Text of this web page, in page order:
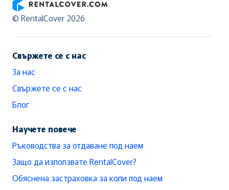
RentalCover
© RentalCover 2026
Свържете се с нас
За нас
Свържете се с нас
Блог
Научете повече
Ръководства за отдаване под наем
Защо да използвате RentalCover?
Обяснена застраховка за коли под наем